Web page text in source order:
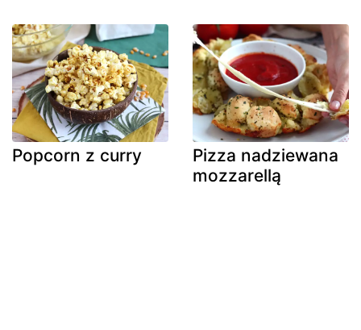
Popcorn z curry
Pizza nadziewana
mozzarellą